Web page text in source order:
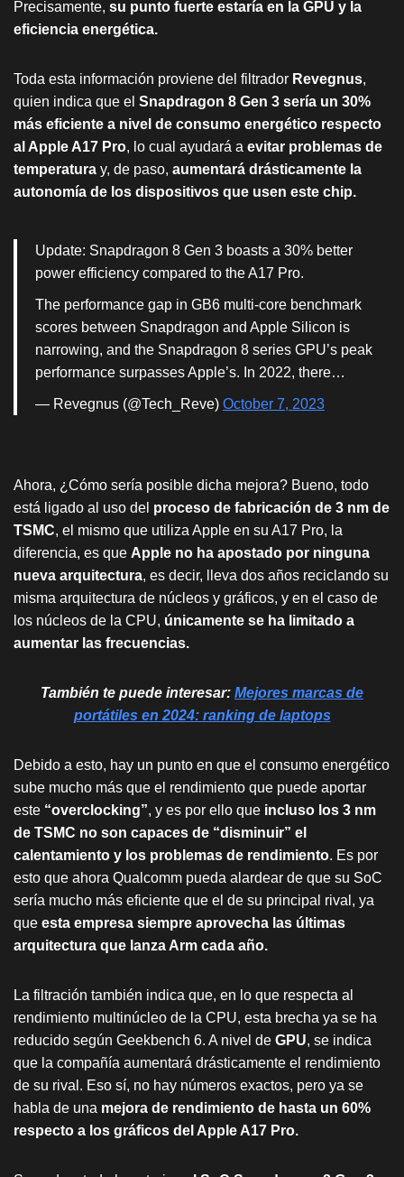
Precisamente, su punto fuerte estaría en la GPU y la
eficiencia energética.
Toda esta información proviene del filtrador Revegnus,
quien indica que el Snapdragon 8 Gen 3 sería un 30%
más eficiente a nivel de consumo energético respecto
al Apple A17 Pro, lo cual ayudará a evitar problemas de
temperatura y, de paso, aumentará drásticamente la
autonomía de los dispositivos que usen este chip.
Update: Snapdragon 8 Gen 3 boasts a 30% better
power efficiency compared to the A17 Pro.
The performance gap in GB6 multi-core benchmark
scores between Snapdragon and Apple Silicon is
narrowing, and the Snapdragon 8 series GPU’s peak
performance surpasses Apple’s. In 2022, there…
— Revegnus (@Tech_Reve) October 7, 2023
Ahora, ¿Cómo sería posible dicha mejora? Bueno, todo
está ligado al uso del proceso de fabricación de 3 nm de
TSMC, el mismo que utiliza Apple en su A17 Pro, la
diferencia, es que Apple no ha apostado por ninguna
nueva arquitectura, es decir, lleva dos años reciclando su
misma arquitectura de núcleos y gráficos, y en el caso de
los núcleos de la CPU, únicamente se ha limitado a
aumentar las frecuencias.
También te puede interesar: Mejores marcas de
portátiles en 2024: ranking de laptops
Debido a esto, hay un punto en que el consumo energético
sube mucho más que el rendimiento que puede aportar
este “overclocking”, y es por ello que incluso los 3 nm
de TSMC no son capaces de “disminuir” el
calentamiento y los problemas de rendimiento. Es por
esto que ahora Qualcomm pueda alardear de que su SoC
sería mucho más eficiente que el de su principal rival, ya
que esta empresa siempre aprovecha las últimas
arquitectura que lanza Arm cada año.
La filtración también indica que, en lo que respecta al
rendimiento multinúcleo de la CPU, esta brecha ya se ha
reducido según Geekbench 6. A nivel de GPU, se indica
que la compañía aumentará drásticamente el rendimiento
de su rival. Eso sí, no hay números exactos, pero ya se
habla de una mejora de rendimiento de hasta un 60%
respecto a los gráficos del Apple A17 Pro.